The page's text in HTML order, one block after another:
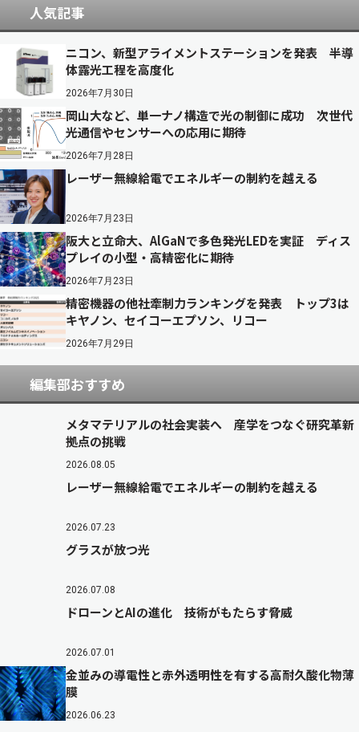
人気記事
ニコン、新型アライメントステーションを発表 半導
体露光工程を高度化
2026年7月30日
岡山大など、単一ナノ構造で光の制御に成功 次世代
光通信やセンサーへの応用に期待
2026年7月28日
レーザー無線給電でエネルギーの制約を越える
2026年7月23日
阪大と立命大、AlGaNで多色発光LEDを実証 ディス
プレイの小型・高精密化に期待
2026年7月23日
精密機器の他社牽制力ランキングを発表 トップ3は
キヤノン、セイコーエプソン、リコー
2026年7月29日
編集部おすすめ
メタマテリアルの社会実装へ 産学をつなぐ研究革新
拠点の挑戦
2026.08.05
レーザー無線給電でエネルギーの制約を越える
2026.07.23
グラスが放つ光
2026.07.08
ドローンとAIの進化 技術がもたらす脅威
2026.07.01
金並みの導電性と赤外透明性を有する高耐久酸化物薄
膜
2026.06.23